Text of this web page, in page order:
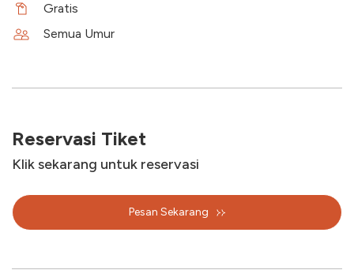
Gratis
Semua Umur
Reservasi Tiket
Klik sekarang untuk reservasi
Pesan Sekarang